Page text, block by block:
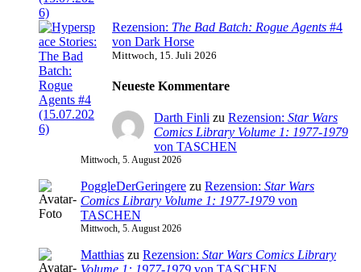
Rezension: The Bad Batch: Rogue Agents #4
von Dark Horse
Mittwoch, 15. Juli 2026
Neueste Kommentare
Darth Finli zu Rezension: Star Wars
Comics Library Volume 1: 1977-1979
von TASCHEN
Mittwoch, 5. August 2026
PoggleDerGeringere zu Rezension: Star Wars
Comics Library Volume 1: 1977-1979 von
TASCHEN
Mittwoch, 5. August 2026
Matthias zu Rezension: Star Wars Comics Library
Volume 1: 1977-1979 von TASCHEN